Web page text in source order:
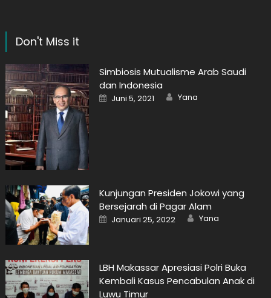
Don't Miss it
Simbiosis Mutualisme Arab Saudi
dan Indonesia
Posted
on
Juni 5, 2021 Author
Yana
Kunjungan Presiden Jokowi yang
Bersejarah di Pagar Alam
Posted
on
Januari 25, 2022 Author
Yana
LBH Makassar Apresiasi Polri Buka
Kembali Kasus Pencabulan Anak di
Luwu Timur